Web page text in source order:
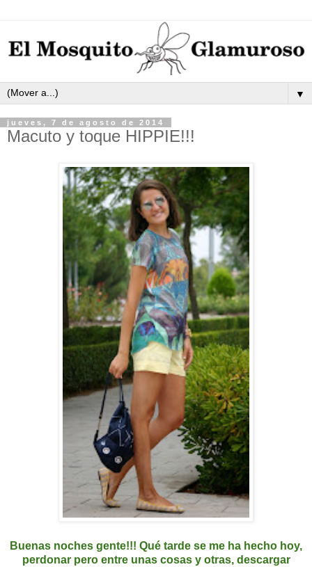
▼
jueves, 7 de agosto de 2014
Macuto y toque HIPPIE!!!
Buenas noches gente!!! Qué tarde se me ha hecho hoy,
perdonar pero entre unas cosas y otras, descargar